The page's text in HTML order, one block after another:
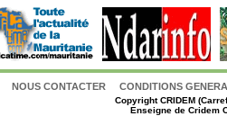
NOUS CONTACTER CONDITIONS
CopyrightCRIDEM
Enseigne de Cridem